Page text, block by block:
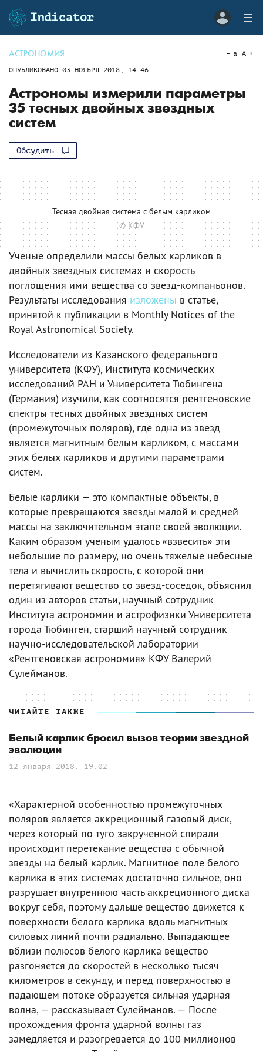
АСТРОНОМИЯ
ОПУБЛИКОВАНО 03 НОЯБРЯ 2018, 14:46
a A
Астрономы измерили параметры
35 тесных двойных звездных
систем
Обсудить
Тесная двойная система с белым карликом
© КФУ
Ученые определили массы белых карликов в
двойных звездных системах и скорость
поглощения ими вещества со звезд-компаньонов.
Результаты исследования изложены в статье,
принятой к публикации в Monthly Notices of the
Royal Astronomical Society.
Исследователи из Казанского федерального
университета (КФУ), Института космических
исследований РАН и Университета Тюбингена
(Германия) изучили, как соотносятся рентгеновские
спектры тесных двойных звездных систем
(промежуточных поляров), где одна из звезд
является магнитным белым карликом, с массами
этих белых карликов и другими параметрами
систем.
Белые карлики — это компактные объекты, в
которые превращаются звезды малой и средней
массы на заключительном этапе своей эволюции.
Каким образом ученым удалось «взвесить» эти
небольшие по размеру, но очень тяжелые небесные
тела и вычислить скорость, с которой они
перетягивают вещество со звезд-соседок, объяснил
один из авторов статьи, научный сотрудник
Института астрономии и астрофизики Университета
города Тюбинген, старший научный сотрудник
научно-исследовательской лаборатории
«Рентгеновская астрономия» КФУ Валерий
Сулейманов.
ЧИТАЙТЕ ТАКЖЕ
Белый карлик бросил вызов теории звездной
эволюции
12 января 2018, 19:02
«Характерной особенностью промежуточных
поляров является аккреционный газовый диск,
через который по туго закрученной спирали
происходит перетекание вещества с обычной
звезды на белый карлик. Магнитное поле белого
карлика в этих системах достаточно сильное, оно
разрушает внутреннюю часть аккреционного диска
вокруг себя, поэтому дальше вещество движется к
поверхности белого карлика вдоль магнитных
силовых линий почти радиально. Выпадающее
вблизи полюсов белого карлика вещество
разгоняется до скоростей в несколько тысяч
километров в секунду, и перед поверхностью в
падающем потоке образуется сильная ударная
волна, — рассказывает Сулейманов. — После
прохождения фронта ударной волны газ
замедляется и разогревается до 100 миллионов